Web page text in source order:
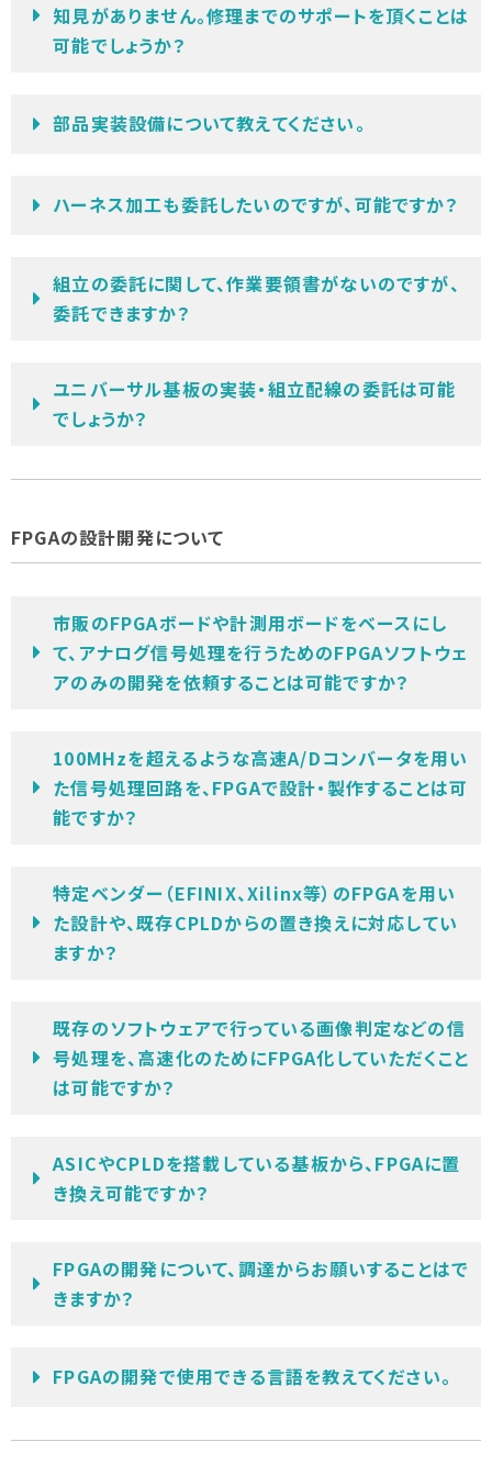
知見がありません。修理までのサポートを頂くことは
可能でしょうか？
部品実装設備について教えてください。
ハーネス加工も委託したいのですが、可能ですか？
組立の委託に関して、作業要領書がないのですが、
委託できますか？
ユニバーサル基板の実装・組立配線の委託は可能
でしょうか？
FPGAの設計開発について
市販のFPGAボードや計測用ボードをベースにし
て、アナログ信号処理を行うためのFPGAソフトウェ
アのみの開発を依頼することは可能ですか？
100MHzを超えるような高速A/Dコンバータを用い
た信号処理回路を、FPGAで設計・製作することは可
能ですか？
特定ベンダー（EFINIX、Xilinx等）のFPGAを用い
た設計や、既存CPLDからの置き換えに対応してい
ますか？
既存のソフトウェアで行っている画像判定などの信
号処理を、高速化のためにFPGA化していただくこと
は可能ですか？
ASICやCPLDを搭載している基板から、FPGAに置
き換え可能ですか？
FPGAの開発について、調達からお願いすることはで
きますか？
FPGAの開発で使用できる言語を教えてください。